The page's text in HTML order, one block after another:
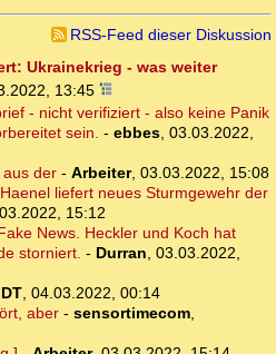
RSS-Feed dieser Diskussion
Ukrainekrieg - was weiter
13:45
- nicht verifiziert - also keine Panik
sein. - ebbes, 03.03.2022,
aus der- Arbeiter, 03.03.2022, 15:08
liefert neues Sturmgewehr der
15:12
News. Heckler und Koch hat
storniert. - Durran, 03.03.2022,
DT, 04.03.2022, 00:14
aber- sensortimecom,